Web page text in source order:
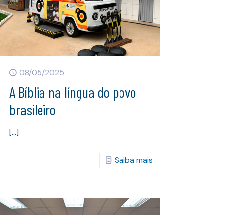
08/05/2025
A Bíblia na língua do povo
brasileiro
[…]
Saiba mais